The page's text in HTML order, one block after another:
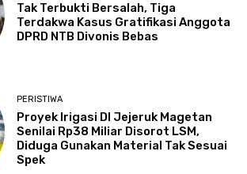
Tak Terbukti Bersalah, Tiga
Terdakwa Kasus Gratifikasi Anggota
DPRD NTB Divonis Bebas
PERISTIWA
Proyek Irigasi DI Jejeruk Magetan
Senilai Rp38 Miliar Disorot LSM,
Diduga Gunakan Material Tak Sesuai
Spek